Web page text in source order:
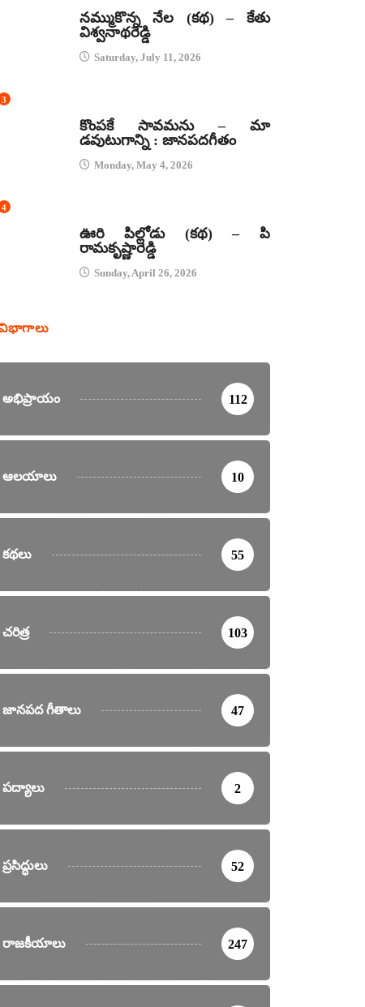
నమ్ముకొన్న నేల (కథ) – కేతు
విశ్వనాథరెడ్డి
Saturday, July 11, 2026
3
కొంపకే సావమను – మా
డవుటుగాన్ని : జానపదగీతం
Monday, May 4, 2026
4
ఊరి పిల్లోడు (కథ) – పి
రామకృష్ణారెడ్డి
Sunday, April 26, 2026
అభిప్రాయం 112
ఆలయాలు 10
కథలు 55
చరిత్ర 103
జానపద గీతాలు 47
పద్యాలు 2
ప్రసిద్ధులు 52
రాజకీయాలు 247